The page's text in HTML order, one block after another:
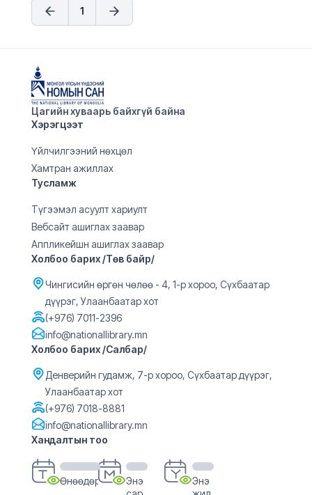
1
Цагийн хуваарь байхгүй байна
Хэрэгцээт
Үйлчилгээний нөхцөл
Хамтран ажиллах
Тусламж
Түгээмэл асуулт хариулт
Вебсайт ашиглах заавар
Аппликейшн ашиглах заавар
Холбоо барих /Төв байр/
Чингисийн өргөн чөлөө - 4, 1-р хороо, Сүхбаатар
дүүрэг, Улаанбаатар хот
(+976) 7011-2396
info@nationallibrary.mn
Холбоо барих /Салбар/
Денверийн гудамж, 7-р хороо, Сүхбаатар дүүрэг,
Улаанбаатар хот
(+976) 7018-8881
info@nationallibrary.mn
Хандалтын тоо
Өнөөдөр
Энэ
Энэ